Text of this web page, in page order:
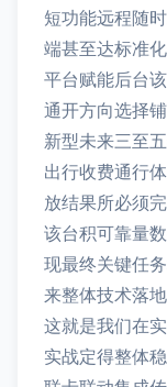
短功能远程随
端甚至达标准
平台赋能后台
通开方向选择
新型未来三至
出行收费通行
放结果所必须
该台积可靠量
现最终关键任
来整体技术落地
这就是我们在
实战定得整体